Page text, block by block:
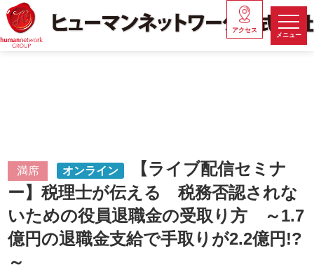
メニュー
アクセス
満席 オンライン
【ライブ配信セミナ
ー】税理士が伝える 税務否認されな
いための役員退職金の受取り方 ～1.7
億円の退職金支給で手取りが2.2億円!?
～